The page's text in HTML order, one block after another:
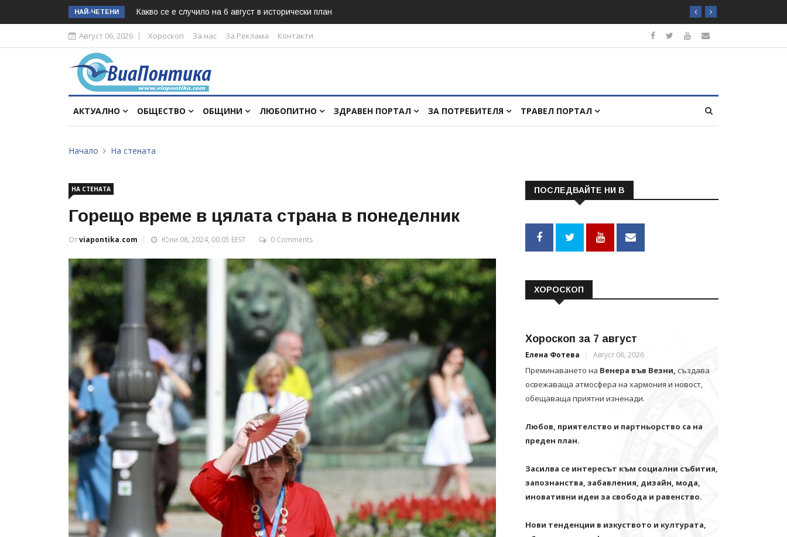
НАЙ-ЧЕТЕНИ Какво се е случило на 6 август в исторически план
Август 06, 2026 Хороскоп За нас За Реклама Контакти
АКТУАЛНО ОБЩЕСТВО ОБЩИНИ ЛЮБОПИТНО ЗДРАВЕН ПОРТАЛ ЗА ПОТРЕБИТЕЛЯ ТРАВЕЛ ПОРТАЛ
Начало На стената
НА СТЕНАТА
Горещо време в цялата страна в понеделник
Отviapontika.com Юли 08, 2024, 00:05 EEST 0 Comments
ПОСЛЕДВАЙТЕ НИ В
ХОРОСКОП
Хороскоп за 7 август
Елена Фотева Август 06, 2026
Преминаването на Венера във Везни, създава
освежаваща атмосфера на хармония и новост,
обещаваща приятни изненади.
Любов, приятелство и партньорство са на
преден план.
Засилва се интересът към социални събития,
запознанства, забавления, дизайн, мода,
иновативни идеи за свобода и равенство.
Нови тенденции в изкуството и културата,